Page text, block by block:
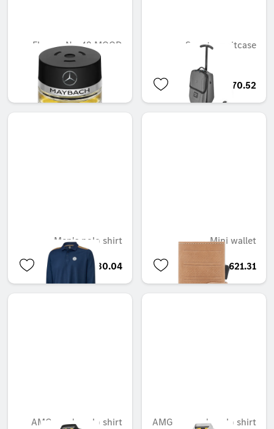
Scooter suitcase
QAR 1,870.52
Flacon, No. 12 MOOD
ebony
QAR 745.53
Mini wallet
QAR 621.31
Men's polo shirt
QAR 330.04
AMG women's polo shirt
AMG men's polo shirt